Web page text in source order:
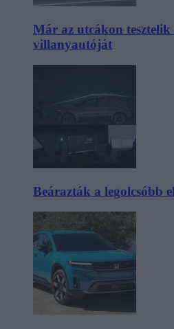
Már az utcákon tesztelik
villanyautóját
Beárazták a legolcsóbb